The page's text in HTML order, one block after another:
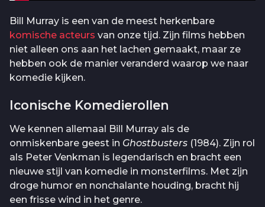
Bill Murray is een van de meest herkenbare
komische acteurs van onze tijd. Zijn films hebben
niet alleen ons aan het lachen gemaakt, maar ze
hebben ook de manier veranderd waarop we naar
komedie kijken.
Iconische Komedierollen
We kennen allemaal Bill Murray als de
onmiskenbare geest in Ghostbusters (1984). Zijn rol
als Peter Venkman is legendarisch en bracht een
nieuwe stijl van komedie in monsterfilms. Met zijn
droge humor en nonchalante houding, bracht hij
een frisse wind in het genre.